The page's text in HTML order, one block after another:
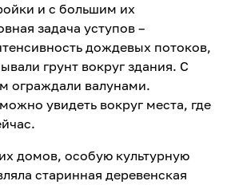
и с большим их
задача уступов –
дождевых потоков,
грунт вокруг здания. С
ограждали валунами.
увидеть вокруг места, где
домов, особую культурную
старинная деревенская